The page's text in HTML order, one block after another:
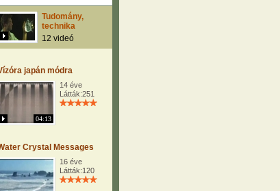
Tudomány,
technika
12 videó
japán módra
04:13
14 éve
Látták:251
Crystal Messages
16 éve
Látták:120